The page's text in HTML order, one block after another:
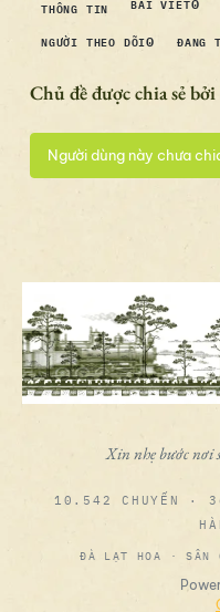
THÔNG TIN
NGƯỜI THEO DÕI0 ĐANG
Chủ đề được chia sẻ
Người dùng này chưa
Xin nhẹ bước nơi
10.542 CHUYẾN ·
ĐÀ LẠT HOA · SÂN